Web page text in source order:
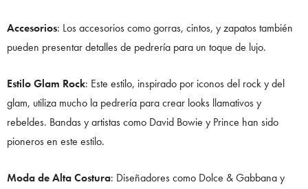
Accesorios: Los accesorios como gorras, cintos, y zapatos también
pueden presentar detalles de pedrería para un toque de lujo.
Estilo Glam Rock: Este estilo, inspirado por iconos del rock y del
glam, utiliza mucho la pedrería para crear looks llamativos y
rebeldes. Bandas y artistas como David Bowie y Prince han sido
pioneros en este estilo.
Moda de Alta Costura: Diseñadores como Dolce & Gabbana y